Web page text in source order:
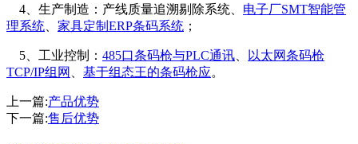
4、生产制造：产线质量追溯剔除系统、 电子厂SMT智能管
理系统
家具定制ERP条码系统 ；
5、工业控制： 485口条码枪与PLC通讯
以太网条码枪
TCP/IP组网
基于组态王的条码枪应。
上一篇:产品优势
下一篇:售后优势